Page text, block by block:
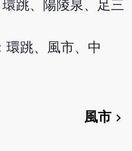
跳、陽陵泉、足三
環跳、風市、中
風市chevron_right